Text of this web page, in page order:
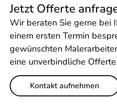
Jetzt Offerte
Wir beraten Sie gerne bei
einem ersten Termin
gewünschten
eine unverbindliche Offerte.
Kontakt aufnehmen